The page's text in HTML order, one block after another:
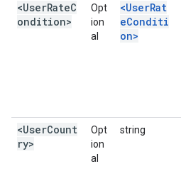
<UserRateC
ondition>
Opt
ion
al
<UserRat
eConditi
on>
<UserCount
ry>
Opt
ion
al
string